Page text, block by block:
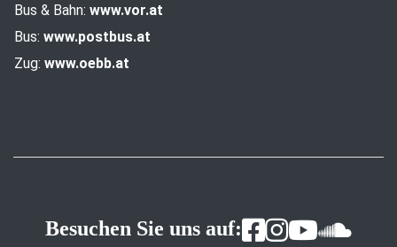
Bus & Bahn: www.vor.at
Bus: www.postbus.at
Zug: www.oebb.at
Besuchen Sie uns auf: